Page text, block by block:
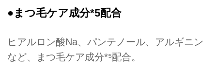
●まつ毛ケア成分*5配合
ヒアルロン酸Na、パンテノール、アルギニン
など、まつ毛ケア成分*⁵配合。